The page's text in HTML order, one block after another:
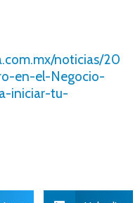
noticias/20
en-el-Negocio-
iniciar-tu-